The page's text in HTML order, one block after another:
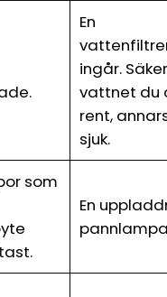
En
ingår.
vattnet du
rent,
sjuk.
som
En